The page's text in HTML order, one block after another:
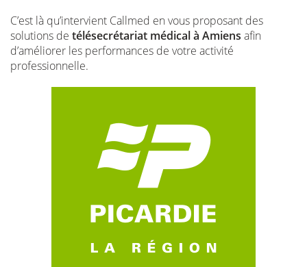
C’est là qu’intervient Callmed en vous proposant des
solutions de télésecrétariat médical à Amiens afin
d’améliorer les performances de votre activité
professionnelle.